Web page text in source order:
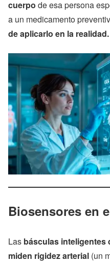
cuerpo de esa persona
a un medicamento
de aplicarlo en la realidad.
Biosensores en
Las básculas inteligentes
miden rigidez arterial (un